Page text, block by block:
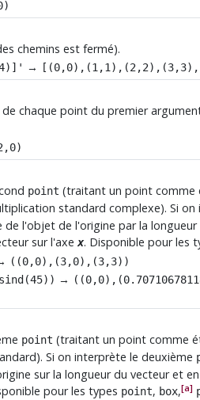
chemins est fermé).
→
de chaque point du premier
point (traitant un point comme
standard complexe). Si
l'objet de l'origine par la
sur l'axex. Disponible pour les
((0,0),(3,0),(3,3))
→
point (traitant un point comme
Si on interprète le deuxième
sur la longueur du vecteur et
pour les types point, box,[a]